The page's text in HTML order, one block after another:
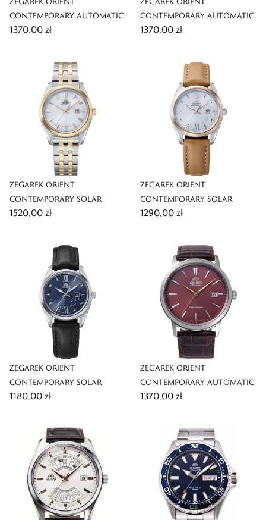
CONTEMPORARY AUTOMATIC
1370,00 zł
CONTEMPORARY AUTOMATIC
1370,00 zł
ZEGAREK ORIENT
CONTEMPORARY SOLAR
1520,00 zł
ZEGAREK ORIENT
CONTEMPORARY SOLAR
1290,00 zł
ZEGAREK ORIENT
CONTEMPORARY SOLAR
1180,00 zł
ZEGAREK ORIENT
CONTEMPORARY AUTOMATIC
1370,00 zł